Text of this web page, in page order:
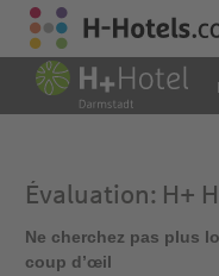
Évaluation: H+
Ne cherchez pas plus
coup d’œil